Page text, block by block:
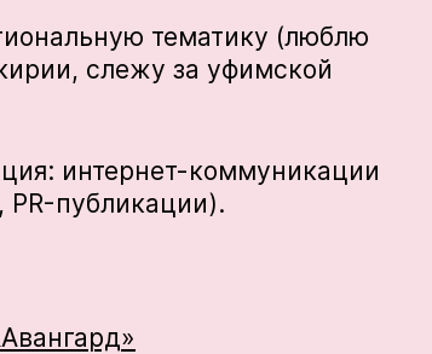
тематику (люблю
слежу за уфимской
интернет-коммуникации
PR-публикации).